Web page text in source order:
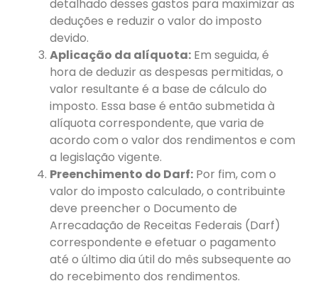
detalhado desses gastos para maximizar as
deduções e reduzir o valor do imposto
devido.
Aplicação da alíquota: Em seguida, é
hora de deduzir as despesas permitidas, o
valor resultante é a base de cálculo do
imposto. Essa base é então submetida à
alíquota correspondente, que varia de
acordo com o valor dos rendimentos e com
a legislação vigente.
Preenchimento do Darf: Por fim, com o
valor do imposto calculado, o contribuinte
deve preencher o Documento de
Arrecadação de Receitas Federais (Darf)
correspondente e efetuar o pagamento
até o último dia útil do mês subsequente ao
do recebimento dos rendimentos.